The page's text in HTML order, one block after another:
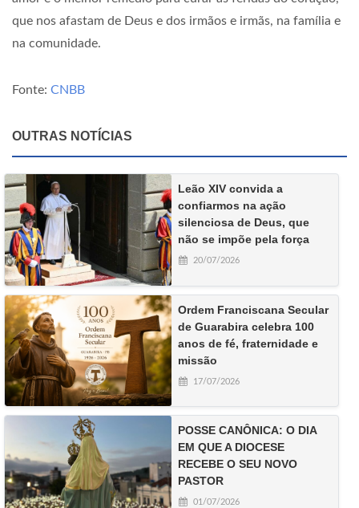
que nos afastam de Deus e dos irmãos e irmãs, na família e
na comunidade.
Fonte: CNBB
OUTRAS NOTÍCIAS
Leão XIV convida a
confiarmos na ação
silenciosa de Deus, que
não se impõe pela força
20/07/2026
Ordem Franciscana Secular
de Guarabira celebra 100
anos de fé, fraternidade e
missão
17/07/2026
POSSE CANÔNICA: O DIA
EM QUE A DIOCESE
RECEBE O SEU NOVO
PASTOR
01/07/2026